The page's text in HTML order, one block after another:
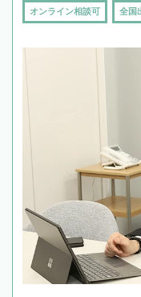
オンライン相談可 全国